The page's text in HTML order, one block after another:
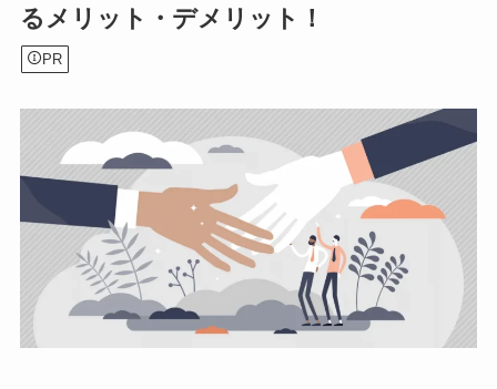
るメリット・デメリット！
PR